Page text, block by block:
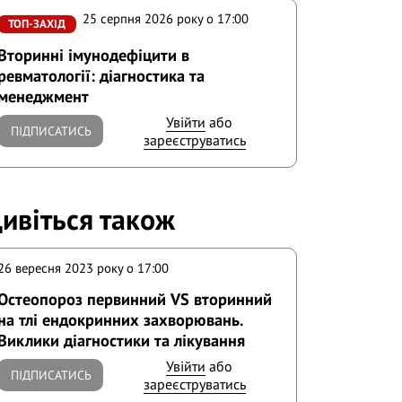
ТОП-ЗАХІД 25 серпня 2026 року o 17:00
імунодефіцити в
діагностика та
ПІДПИСАТИСЬ Увійти або
зареєструватись
також
вересня 2023 року o 17:00
первинний VS вторинний
тлі ендокринних захворювань.
діагностики та лікування
ПІДПИСАТИСЬ Увійти або
зареєструватись